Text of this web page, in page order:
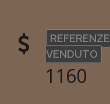
REFERENZE
VENDUTO
1365